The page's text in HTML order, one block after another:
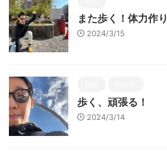
また歩く！体力作り
2024/3/15
歩く、頑張る！
2024/3/14